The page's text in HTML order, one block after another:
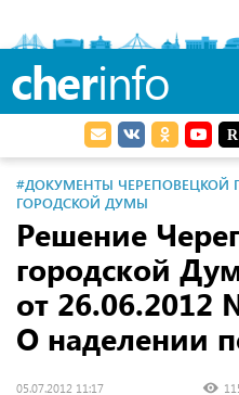
cherinfo
#ДОКУМЕНТЫ ЧЕРЕПОВЕЦКОЙ
ГОРОДСКОЙ ДУМЫ
Решение
городской
от 26.06.2012
О наделении
05.07.2012 11:17